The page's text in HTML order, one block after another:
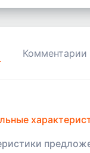
Комментарии